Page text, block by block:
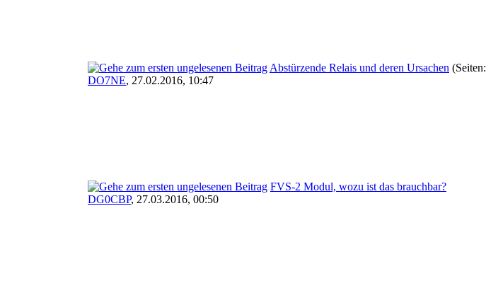
Abstürzende Relais und deren Ursachen (Seiten:
DO7NE, 27.02.2016, 10:47
FVS-2 Modul, wozu ist das brauchbar?
DG0CBP, 27.03.2016, 00:50